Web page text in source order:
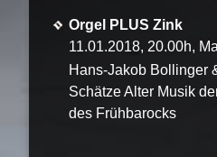
Orgel PLUS Zink
11.01.2018, 20.00h,
Hans-Jakob Bollinger
Schätze Alter Musik
des Frühbarocks